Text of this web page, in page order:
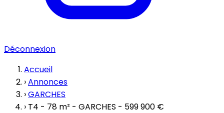
Déconnexion
Accueil
›Annonces
›GARCHES
› T4 - 78 m² - GARCHES - 599 900 €